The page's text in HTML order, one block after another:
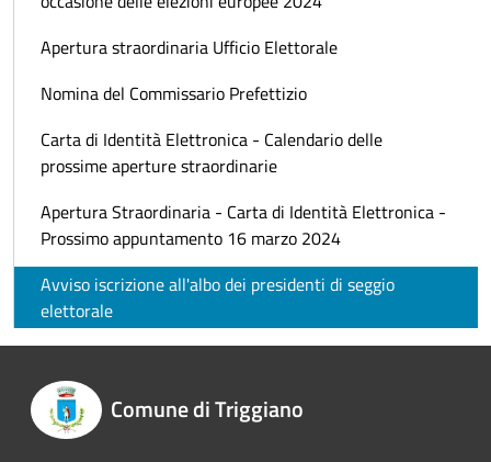
Apertura straordinaria Ufficio Elettorale
Nomina del Commissario Prefettizio
Carta di Identità Elettronica - Calendario delle
prossime aperture straordinarie
Apertura Straordinaria - Carta di Identità Elettronica -
Prossimo appuntamento 16 marzo 2024
Avviso iscrizione all'albo dei presidenti di seggio
elettorale
Comune di Triggiano